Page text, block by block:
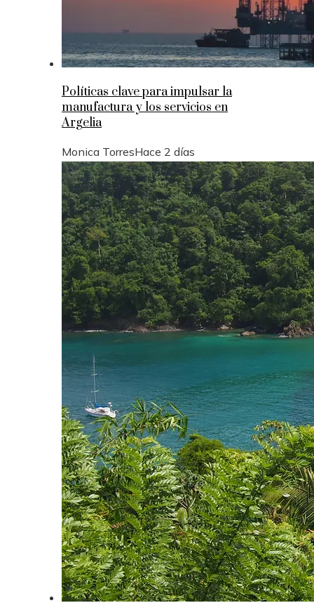
Políticas clave para impulsar la
manufactura y los servicios en
Argelia
Monica TorresHace 2 días